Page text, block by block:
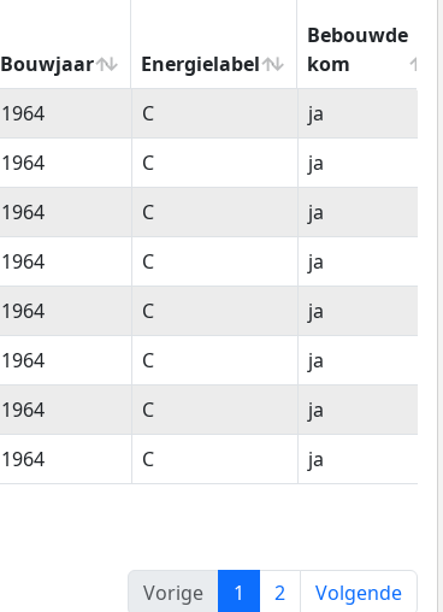
Bouwjaar Energielabel
Bebouwde
kom
Bouwjaar Energielabel
Bebouwde
kom
1964 C
ja
1964 C
ja
1964 C
ja
1964 C
ja
1964 C
ja
1964 C
ja
1964 C
ja
1964 C ja
Vorige
1 2 Volgende